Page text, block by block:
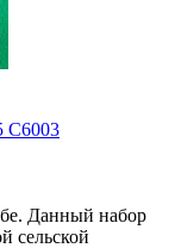
C6003
Данный набор
сельской